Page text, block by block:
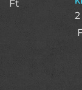
Ft